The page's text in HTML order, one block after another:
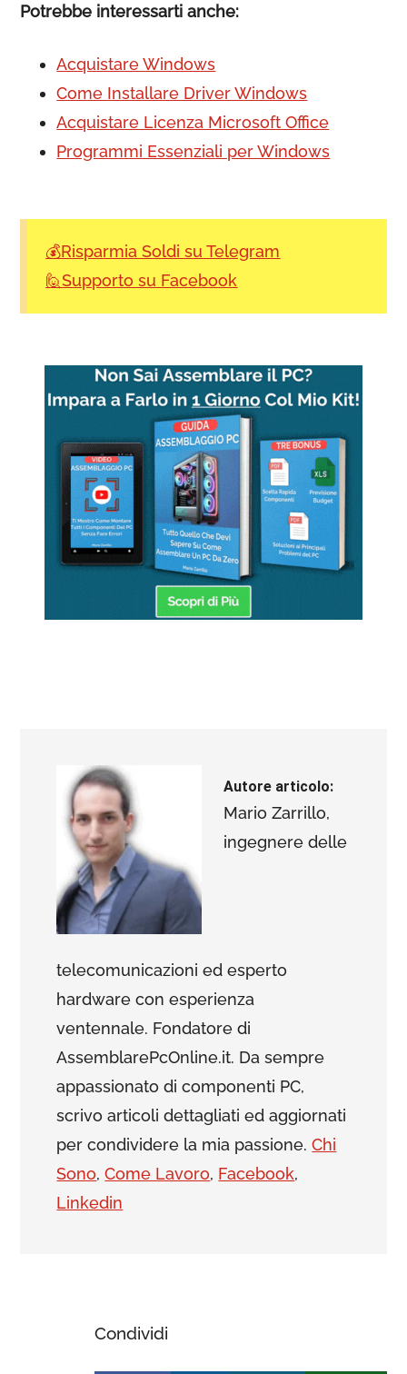
Potrebbe interessarti anche:
Acquistare Windows
Come Installare Driver Windows
Acquistare Licenza Microsoft Office
Programmi Essenziali per Windows
💰Risparmia Soldi su Telegram
🙋Supporto su Facebook
Autore articolo:
Mario Zarrillo,
ingegnere delle
telecomunicazioni ed esperto
hardware con esperienza
ventennale. Fondatore di
AssemblarePcOnline.it. Da sempre
appassionato di componenti PC,
scrivo articoli dettagliati ed aggiornati
per condividere la mia passione.Chi
Sono,Come Lavoro, Facebook,
Linkedin
Condividi